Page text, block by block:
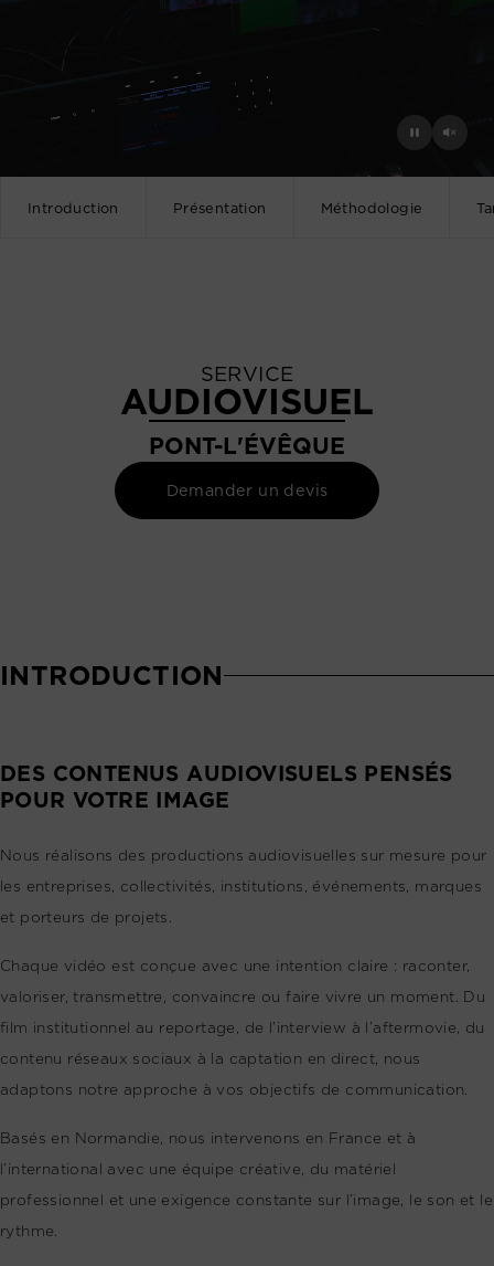
Introduction Présentation Méthodologie
SERVICE
AUDIOVISUEL
PONT-L'ÉVÊQUE
Demander un devis
INTRODUCTION
DES CONTENUS AUDIOVISUELS PENSÉS
POUR VOTRE IMAGE
Nous réalisons des productions audiovisuelles sur mesure pour
les entreprises, collectivités, institutions, événements, marques
et porteurs de projets.
Chaque vidéo est conçue avec une intention claire : raconter,
valoriser, transmettre, convaincre ou faire vivre un moment. Du
film institutionnel au reportage, de l’interview à l’aftermovie, du
contenu réseaux sociaux à la captation en direct, nous
adaptons notre approche à vos objectifs de communication.
Basés en Normandie, nous intervenons en France et à
l’international avec une équipe créative, du matériel
professionnel et une exigence constante sur l’image, le son et le
rythme.